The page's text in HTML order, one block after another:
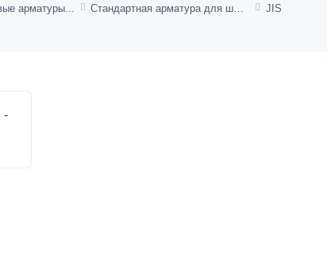
арматуры Стандартная арматура для шлангов TE, KP, от HD 100 до HD 400 JIS
-